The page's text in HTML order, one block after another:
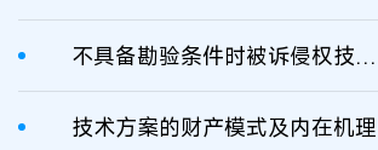
不具备勘验条件时被诉侵权技术方案的证明责任转移
技术方案的财产模式及内在机理